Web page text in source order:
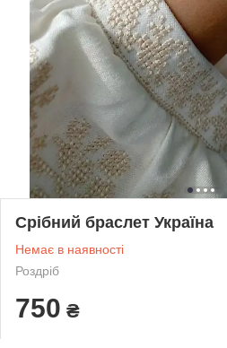
Срібний браслет Україна
Немає в наявності
Роздріб
750 ₴